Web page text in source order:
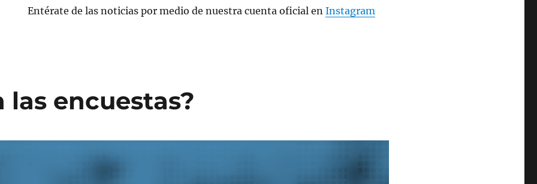
Entérate de las noticias por medio de nuestra cuenta oficial enInstagram
las encuestas?